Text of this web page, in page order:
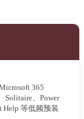
365
Solitaire、Power
Help 等低频预装